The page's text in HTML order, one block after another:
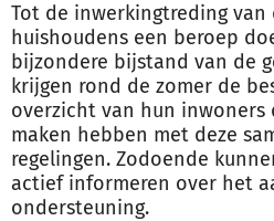
Tot de inwerkingtreding van
huishoudens een beroep
bijzondere bijstand van de
krijgen rond de zomer de
overzicht van hun
maken hebben met deze
regelingen. Zodoende
actief informeren over het
ondersteuning.